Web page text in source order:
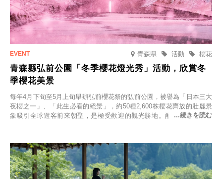
青森県 櫻花
活動
青森縣弘前公園「冬季櫻花燈光秀」活動，欣賞冬
季櫻花美景
每年4月下旬至5月上旬舉辦弘前櫻花祭的弘前公園，被譽為「日本三大
夜櫻之一」、「此生必看的絕景」，約50種2,600株櫻花齊放的壯麗景
象吸引全球遊客前來朝聖，是極受歡迎的觀光勝地。配合最佳觀雪時
「冬季櫻花燈光秀」。